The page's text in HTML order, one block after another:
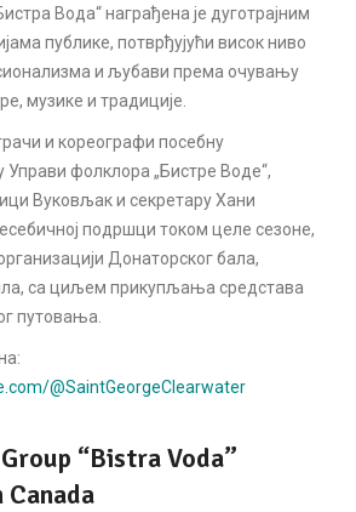
Вода“ награђена је дуготрајним
публике, потврђујући висок ниво
и љубави према очувању
музике и традиције.
и кореографи посебну
Управи фолклора „Бистре Воде“,
Вуковљак и секретару Хани
подршци током целе сезоне,
Донаторског бала,
са циљем прикупљања средстава
путовања.
@SaintGeorgeClearwater
“Bistra Voda”